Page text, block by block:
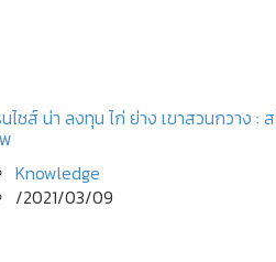
ไชส์ น่า ลงทุน ไก่ ย่าง เขาสวนกวาง :
Knowledge
/2021/03/09